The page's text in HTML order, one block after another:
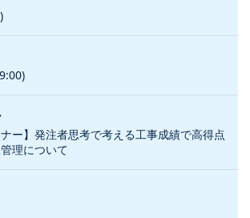
ナー】発注者思考で考える工事成績で高得点
理について